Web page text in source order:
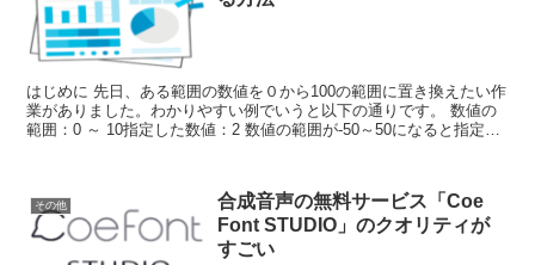
はじめに 先日、ある範囲の数値を０から100の範囲に置き換えたい作
業がありました。わかりやすい例でいうと以下の通りです。 数値の
範囲：0 ～ 10指定した数値：2 数値の範囲が-50～50になると指定し
その他
合成音声の無料サービス「Coe
Font STUDIO」のクオリティが
すごい